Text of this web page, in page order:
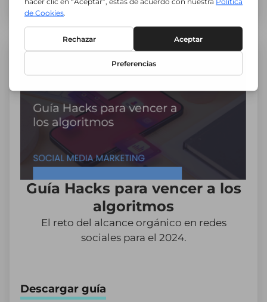
Guía Hacks para vencer a los
algoritmos
El reto del alcance orgánico en redes
sociales para el 2024.
Descargar guía